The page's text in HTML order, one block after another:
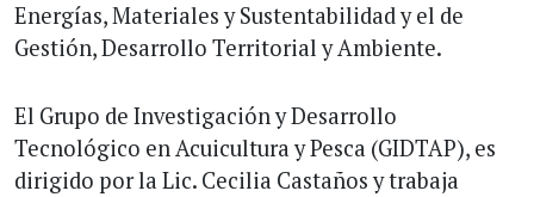
Energías, Materiales y Sustentabilidad y el de
Gestión, Desarrollo Territorial y Ambiente.
El Grupo de Investigación y Desarrollo
Tecnológico en Acuicultura y Pesca (GIDTAP), es
dirigido por la Lic. Cecilia Castaños y trabaja